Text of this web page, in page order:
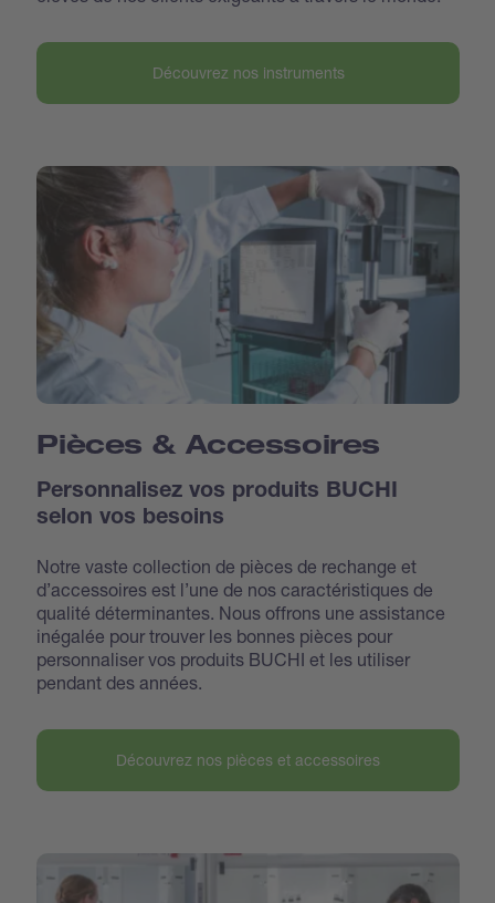
Découvrez nos instruments
Pièces & Accessoires
Personnalisez vos produits BUCHI
selon vos besoins
Notre vaste collection de pièces de rechange et
d’accessoires est l’une de nos caractéristiques de
qualité déterminantes. Nous offrons une assistance
inégalée pour trouver les bonnes pièces pour
personnaliser vos produits BUCHI et les utiliser
pendant des années.
Découvrez nos pièces et accessoires